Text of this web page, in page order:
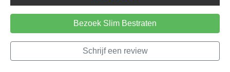
Bezoek Slim Bestraten
Schrijf een review